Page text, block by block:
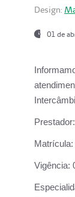
Design:
01 de
Prestador:
Matrícula:
Vigência: